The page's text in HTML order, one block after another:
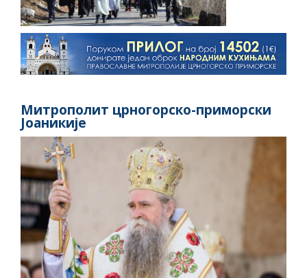
Митрополит црногорско-приморски
Јоаникије